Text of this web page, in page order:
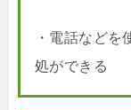
・電話など
処ができる